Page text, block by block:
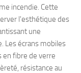
incendie. Cette
l'esthétique des
une
Les écrans mobiles
fibre de verre
résistance au